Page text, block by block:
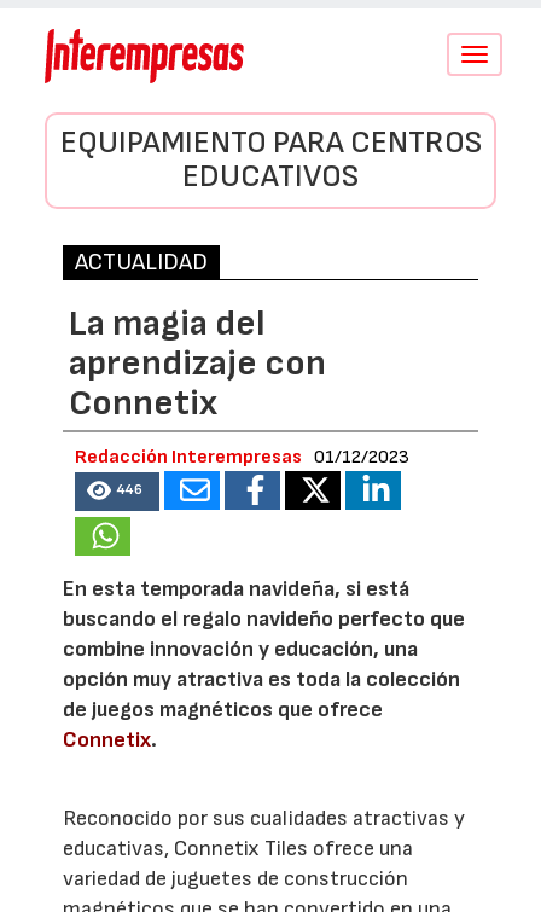
Conmutar
EQUIPAMIENTO PARA CENTROS
EDUCATIVOS
ACTUALIDAD
La magia del
aprendizaje con
Connetix
Redacción Interempresas 01/12/2023
446
En esta temporada navideña, si está
buscando el regalo navideño perfecto que
combine innovación y educación, una
opción muy atractiva es toda la colección
de juegos magnéticos que ofrece
Connetix.
Reconocido por sus cualidades atractivas y
educativas, Connetix Tiles ofrece una
variedad de juguetes de construcción